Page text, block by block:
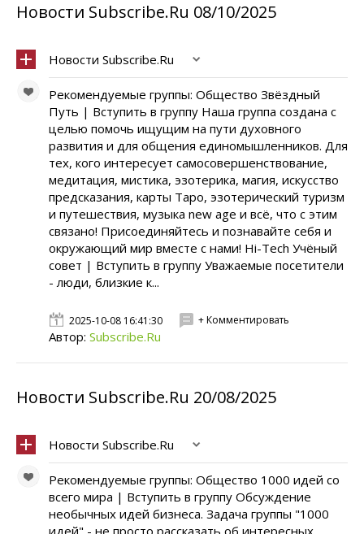
Новости Subscribe.Ru 08/10/2025
Новости Subscribe.Ru
Рекомендуемые группы: Общество Звёздный
Путь | Вступить в группу Наша группа создана с
целью помочь ищущим на пути духовного
развития и для общения единомышленников. Для
тех, кого интересует самосовершенствование,
медитация, мистика, эзотерика, магия, искусство
предсказания, карты Таро, эзотерический туризм
и путешествия, музыка new age и всё, что с этим
связано! Присоединяйтесь и познавайте себя и
окружающий мир вместе с нами! Hi-Tech Учёный
совет | Вступить в группу Уважаемые посетители
- люди, близкие к...
2025-10-08 16:41:30 + Комментировать
Автор: Subscribe.Ru
Новости Subscribe.Ru 20/08/2025
Новости Subscribe.Ru
Рекомендуемые группы: Общество 1000 идей со
всего мира | Вступить в группу Обсуждение
необычных идей бизнеса. Задача группы "1000
идей" - не просто рассказать об интересных